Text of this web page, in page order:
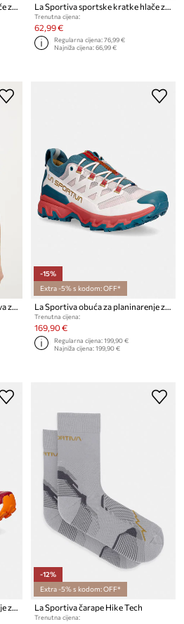
La Sportiva sportske kratke hlače za žene West Crest La Sportiva sportske kratke hlače za žene Triumph
Trenutna cijena:
62,99 €
Regularna cijena:76,99 €
Najniža cijena:66,99 €
La Sportiva majica kratkih rukava za trekking muška od pamuka Mantra
-15%
Extra -5% s kodom: OFF*
La Sportiva obuća za planinarenje za žene Ultra Raptor 3
Trenutna cijena:
169,90 €
Regularna cijena:199,90 €
Najniža cijena:199,90 €
-12%
Extra -5% s kodom: OFF*
La Sportiva čarape Hike Tech
Trenutna cijena: